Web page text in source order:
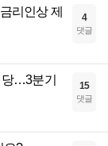
리인상 제
4
댓글
…3분기
15
댓글